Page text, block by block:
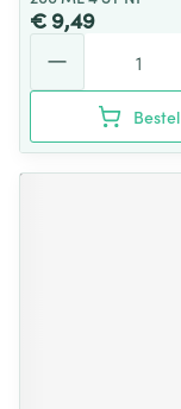
€ 9,49
Bestel